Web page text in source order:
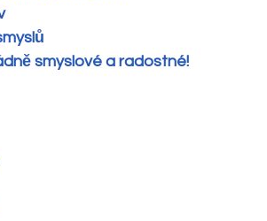
smyslové a radostné!